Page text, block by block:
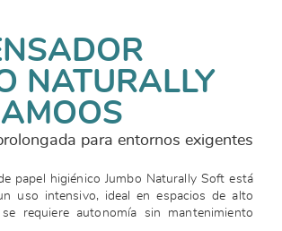
NATURALLY
para entornos exigentes
papel higiénico Jumbo Naturally Soft está
uso intensivo, ideal en espacios de alto
requiere autonomía sin mantenimiento